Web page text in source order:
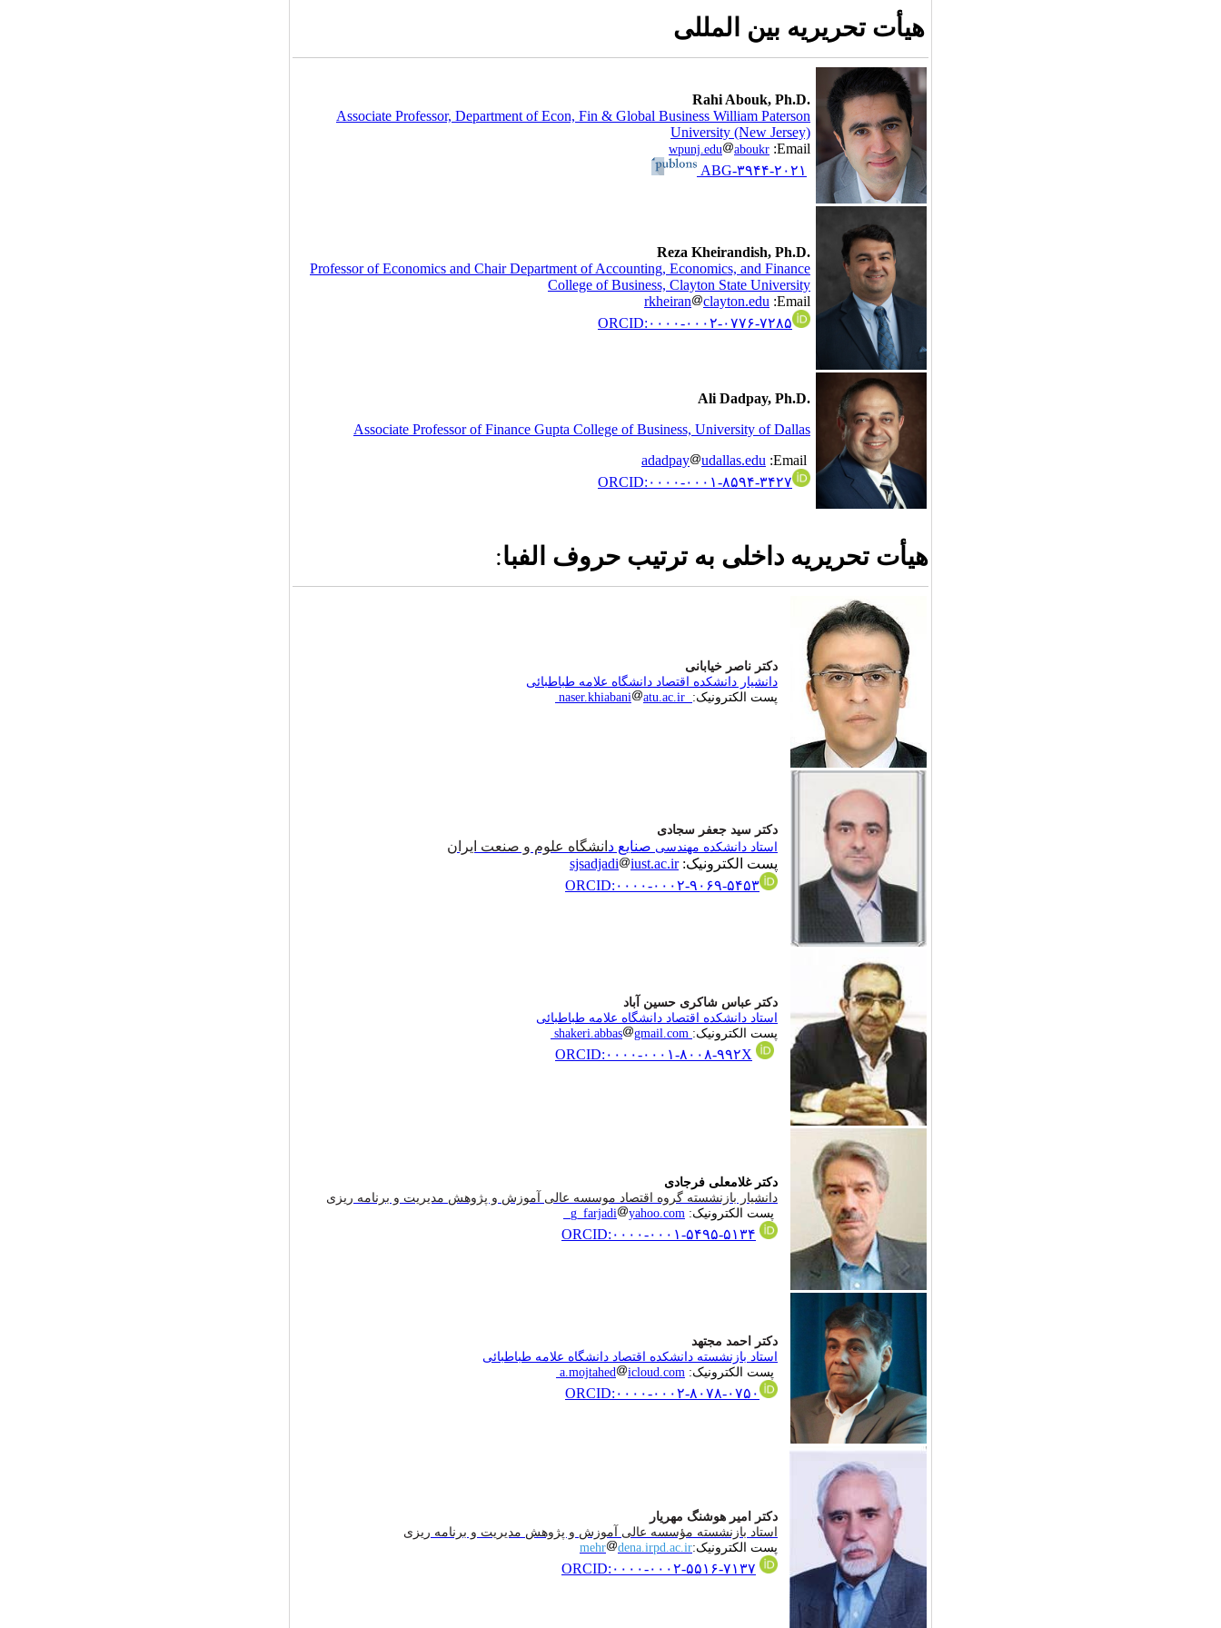
هیأت تحریریه بین المللی
.Rahi Abouk, Ph.D
Associate Professor, Department of Econ, Fin & Global Business William Paterson
University (New Jersey)
Email:
aboukr
wpunj.edu
ABG-۳۹۴۴-۲۰۲۱
.Reza Kheirandish, Ph.D
Professor of Economics and Chair Department of Accounting, Economics, and Finance
College of Business, Clayton State University
rkheiran
clayton.edu :Email
ORCID:۰۰۰۰-۰۰۰۲-۰۷۷۶-۷۲۸۵
.Ali Dadpay, Ph.D
Associate Professor of Finance Gupta College of Business, University of Dallas
adadpay
udallas.edu :Email
ORCID: ۰۰۰۰-۰۰۰۱-۸۵۹۴-۳۴۲۷
هیأت تحریریه داخلی به ترتیب حروف الفبا:
دکتر ناصر خیابانی
دانشیار دانشکده اقتصاد دانشگاه علامه طباطبائی
پست الکترونیک:
atu.ac.ir
دکتر سید جعفر سجادی
استاد دانشکده مهندسی صنایع د انشگاه علوم و صنعت ایران
پست الکترونیک:
sjsadjadi
iust.ac.ir
ORCID: ۰۰۰۰-۰۰۰۲-۹۰۶۹-۵۴۵۳
دکتر عباس شاکری حسین آباد
استاد دانشکده اقتصاد دانشگاه علامه طباطبائی
پست الکترونیک:
gmail.com
ORCID:۰۰۰۰-۰۰۰۱-۸۰۰۸-۹۹۲X
دکتر غلامعلی فرجادی
دانشیار بازنشسته گروه اقتصاد موسسه عالی آموزش و پژوهش مدیریت و برنامه ریزی
پست الکترونیک:
g_farjadi yahoo.com
ORCID: ۰۰۰۰-۰۰۰۱-۵۴۹۵-۵۱۳۴
دکتر احمد مجتهد
استاد بازنشسته دانشکده اقتصاد دانشگاه علامه طباطبائی
پست الکترونیک:
a.mojtahed icloud.com
ORCID:۰۰۰۰-۰۰۰۲-۸۰۷۸-۰۷۵۰
دکتر امیر هوشنگ مهریار
استاد بازنشسته مؤسسه عالی آموزش و پژوهش مدیریت و برنامه ریزی
پست الکترونیک:
mehr dena.irpd.ac.ir
ORCID:۰۰۰۰-۰۰۰۲-۵۵۱۶-۷۱۳۷